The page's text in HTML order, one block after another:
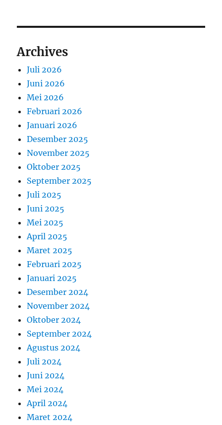
Archives
Juli 2026
Juni 2026
Mei 2026
Februari 2026
Januari 2026
Desember 2025
November 2025
Oktober 2025
September 2025
Juli 2025
Juni 2025
Mei 2025
April 2025
Maret 2025
Februari 2025
Januari 2025
Desember 2024
November 2024
Oktober 2024
September 2024
Agustus 2024
Juli 2024
Juni 2024
Mei 2024
April 2024
Maret 2024